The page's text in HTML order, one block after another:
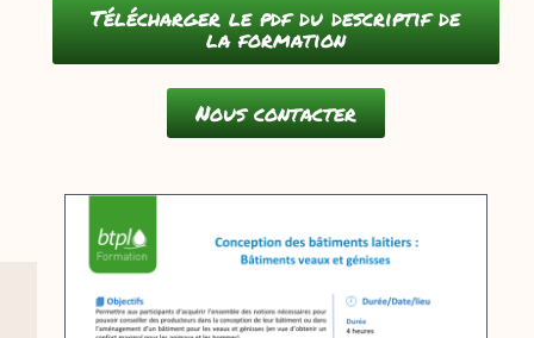
Télécharger le pdf du descriptif de
la formation
Nous contacter